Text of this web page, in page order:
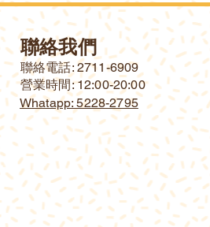
聯絡我們
​聯絡電話: 2711-6909
營業時間: 12:00-20:00
Whatapp: 5228-2795